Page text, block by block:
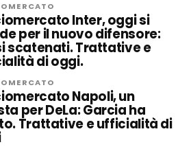
Inter, oggi si
per il nuovo difensore:
scatenati. Trattative e
di oggi.
Napoli, un
per DeLa: Garcia ha
Trattative e ufficialità di